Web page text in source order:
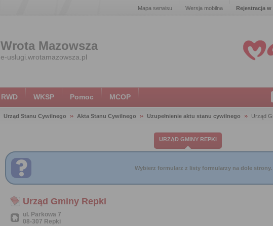
Mapa serwisu Wersja mobilna Rejestracja w
Wrota Mazowsza
e-uslugi.wrotamazowsza.pl
RWD WKSP Pomoc MCOP
Urząd Stanu Cywilnego Akta Stanu Cywilnego Uzupełnienie aktu stanu cywilnego Urząd
URZĄD GMINY REPKI
Wybierz formularz z listy formularzy na dole strony.
Urząd Gminy Repki
ul. Parkowa 7
08-307 Repki